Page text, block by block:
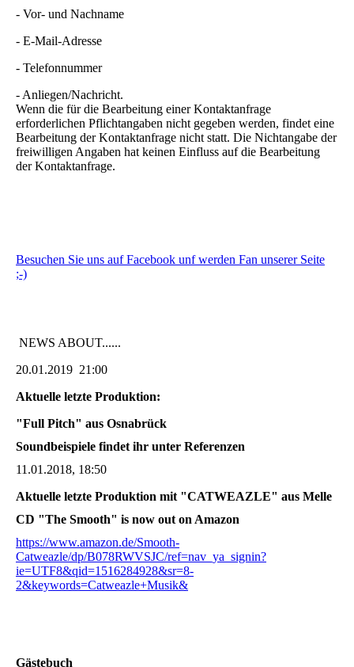
- Vor- und Nachname
- E-Mail-Adresse
- Telefonnummer
- Anliegen/Nachricht.
Wenn die für die Bearbeitung einer Kontaktanfrage
erforderlichen Pflichtangaben nicht gegeben werden, findet eine
Bearbeitung der Kontaktanfrage nicht statt. Die Nichtangabe der
freiwilligen Angaben hat keinen Einfluss auf die Bearbeitung
der Kontaktanfrage.
Besuchen Sie uns auf Facebook unf werden Fan unserer Seite
;-)
NEWS ABOUT......
20.01.2019 21:00
Aktuelle letzte Produktion:
"Full Pitch" aus Osnabrück
Soundbeispiele findet ihr unter Referenzen
11.01.2018, 18:50
Aktuelle letzte Produktion mit "CATWEAZLE" aus Melle
CD "The Smooth" is now out on Amazon
https://www.amazon.de/Smooth-
Catweazle/dp/B078RWVSJC/ref=nav_ya_signin?
ie=UTF8&qid=1516284928&sr=8-
2&keywords=Catweazle+Musik&
Gästebuch